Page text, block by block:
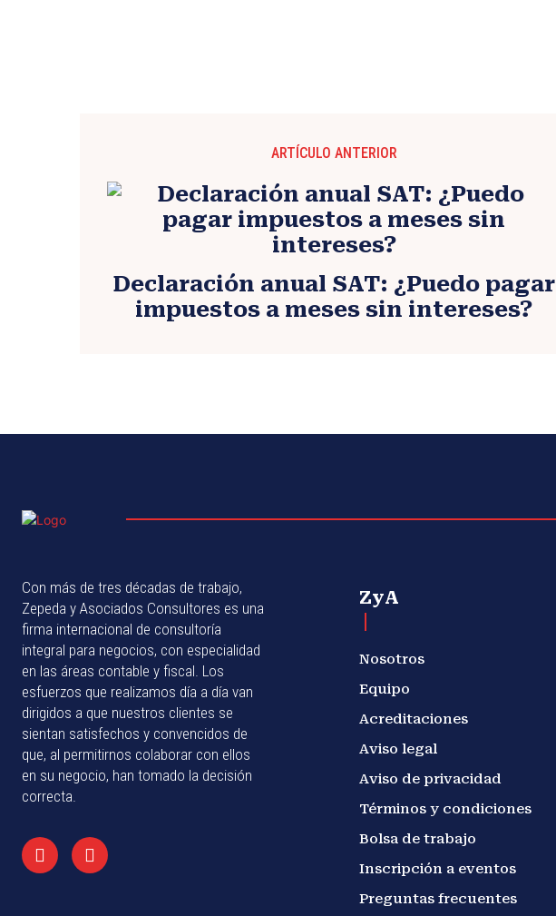
ARTÍCULO ANTERIOR
Declaración anual SAT: ¿Puedo pagar
impuestos a meses sin intereses?
Con más de tres décadas de trabajo,
Zepeda y Asociados Consultores es una
firma internacional de consultoría
integral para negocios, con especialidad
en las áreas contable y fiscal. Los
esfuerzos que realizamos día a día van
dirigidos a que nuestros clientes se
sientan satisfechos y convencidos de
que, al permitirnos colaborar con ellos
en su negocio, han tomado la decisión
correcta.
ZyA
Nosotros
Equipo
Acreditaciones
Aviso legal
Aviso de privacidad
Términos y condiciones
Bolsa de trabajo
Inscripción a eventos
Preguntas frecuentes